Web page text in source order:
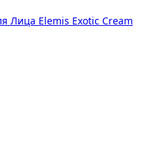
Лица Elemis Exotic Cream